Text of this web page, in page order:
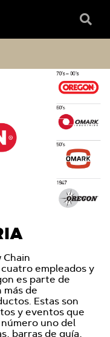
de
Chain
empleados y
es parte de
de
Estas son
y eventos que
uno del
barras de guía,